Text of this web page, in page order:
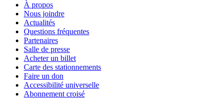
À propos
Nous joindre
Actualités
Questions fréquentes
Partenaires
Salle de presse
Acheter un billet
Carte des stationnements
Faire un don
Accessibilité universelle
Abonnement croisé